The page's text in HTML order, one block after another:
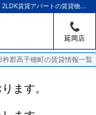
カルム・グラース Ⅰ（宮崎県西臼杵郡高千穂町押方 ９４２ー８・延岡駅）2LDK賃貸アパートの賃貸物件情報｜アパマンショップ延岡店｜ハウジング情報プラザ
延岡店
杵郡高千穂町の賃貸情報一覧
ます。